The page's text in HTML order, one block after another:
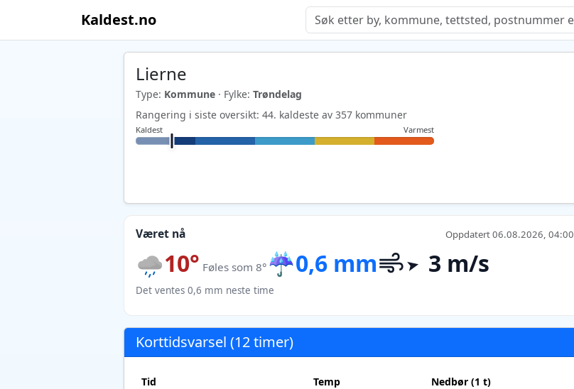
Kaldest.no
Lierne
Type: Kommune · Fylke: Trøndelag
Rangering i siste oversikt: 44. kaldeste av 357 kommuner
Kaldest Varmest
Været nå Oppdatert 06.08.2026, 04:00
10° Føles som 8° ☔0,6 mm 3 m/s
Det ventes 0,6 mm neste time
Korttidsvarsel (12 timer)
Tid Temp Nedbør (1 t)